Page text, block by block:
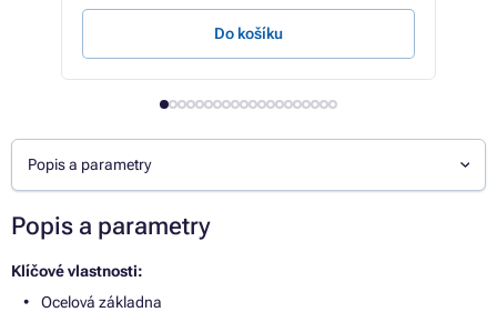
Do košíku
Popis a parametry
Popis a parametry
Klíčové vlastnosti:
Ocelová základna